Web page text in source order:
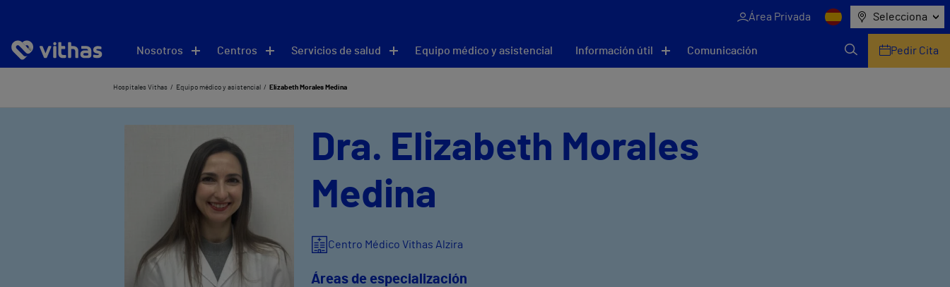
Área Privada Selecciona
Nosotros Centros Servicios de salud Equipo médico y asistencial Información útil Comunicación Pedir Cita
Hospitales Vithas Equipo médico y asistencial Elizabeth Morales Medina
Dra. Elizabeth Morales
Medina
Centro Médico Vithas Alzira
Áreas de especialización